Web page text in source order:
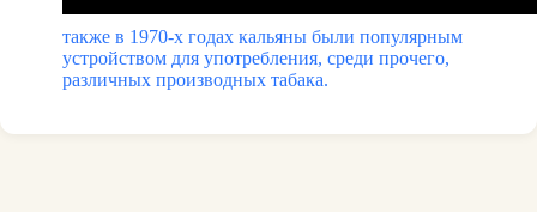
также в 1970-х годах кальяны были популярным
устройством для употребления, среди прочего,
различных производных табака.